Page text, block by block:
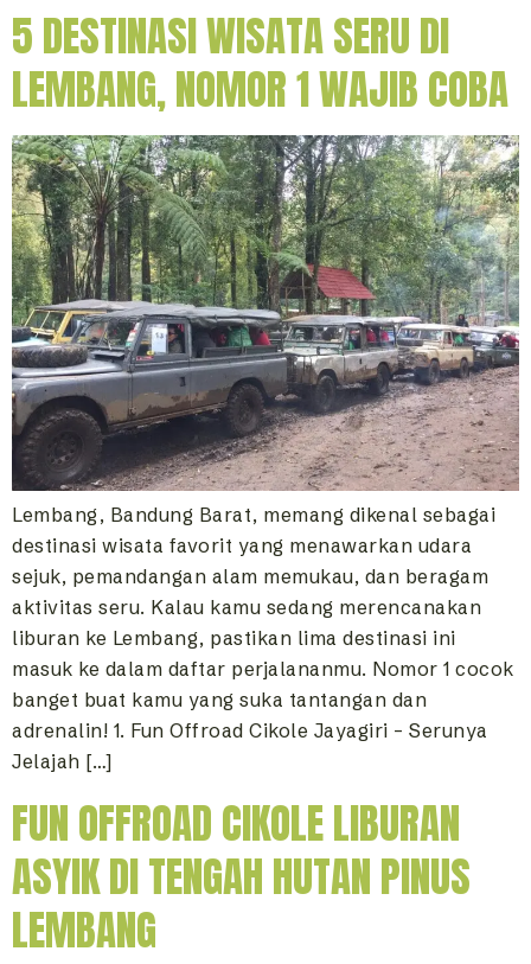
5 DESTINASI WISATA SERU DI
LEMBANG, NOMOR 1 WAJIB COBA
Lembang, Bandung Barat, memang dikenal sebagai
destinasi wisata favorit yang menawarkan udara
sejuk, pemandangan alam memukau, dan beragam
aktivitas seru. Kalau kamu sedang merencanakan
liburan ke Lembang, pastikan lima destinasi ini
masuk ke dalam daftar perjalananmu. Nomor 1 cocok
banget buat kamu yang suka tantangan dan
adrenalin! 1. Fun Offroad Cikole Jayagiri – Serunya
Jelajah […]
FUN OFFROAD CIKOLE LIBURAN
ASYIK DI TENGAH HUTAN PINUS
LEMBANG